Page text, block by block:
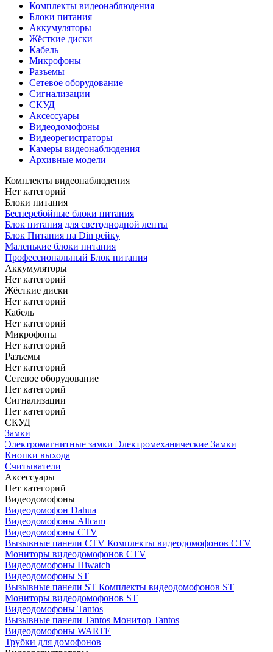
Комплекты видеонаблюдения
Блоки питания
Аккумуляторы
Жёсткие диски
Кабель
Микрофоны
Разъемы
Сетевое оборудование
Сигнализации
СКУД
Аксессуары
Видеодомофоны
Видеорегистраторы
Камеры видеонаблюдения
Архивные модели
Комплекты видеонаблюдения
Нет категорий
Блоки питания
Бесперебойные блоки питания
Блок питания для светодиодной ленты
Блок Питания на Din рейку
Маленькие блоки питания
Профессиональный Блок питания
Аккумуляторы
Нет категорий
Жёсткие диски
Нет категорий
Кабель
Нет категорий
Микрофоны
Нет категорий
Разъемы
Нет категорий
Сетевое оборудование
Нет категорий
Сигнализации
Нет категорий
СКУД
Замки
Электромагнитные замки Электромеханические Замки
Кнопки выхода
Считыватели
Аксессуары
Нет категорий
Видеодомофоны
Видеодомофон Dahua
Видеодомофоны Altcam
Видеодомофоны CTV
Вызывные панели CTV Комплекты видеодомофонов CTV
Мониторы видеодомофонов CTV
Видеодомофоны Hiwatch
Видеодомофоны ST
Вызывные панели ST Комплекты видеодомофонов ST
Мониторы видеодомофонов ST
Видеодомофоны Tantos
Вызывные панели Tantos Монитор Tantos
Видеодомофоны WARTE
Трубки для домофонов